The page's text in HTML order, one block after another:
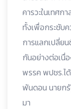
คารวะในเทศ
ทั้งเพื่อกระชับ
การแลกเปลี่ยน
กันอย่างต่อเนื่
พรรค พปชร.ได้
พันดอน นายก
มา